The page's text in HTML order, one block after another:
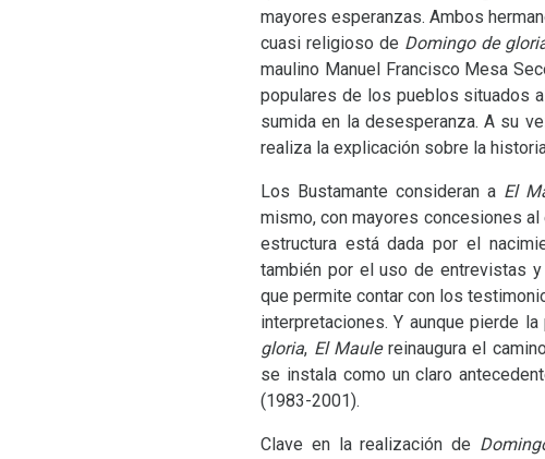
mayores esperanzas. Ambos
cuasi religioso de Domingo de
maulino Manuel Francisco Mesa
populares de los pueblos situados
sumida en la desesperanza. A su
realiza la explicación sobre la
Los Bustamante consideran a El
mismo, con mayores concesiones
estructura está dada por el
también por el uso de entrevistas
que permite contar con los
interpretaciones. Y aunque pierde
gloria, El Maule reinaugura el
se instala como un claro
(1983-2001).
Clave en la realización de